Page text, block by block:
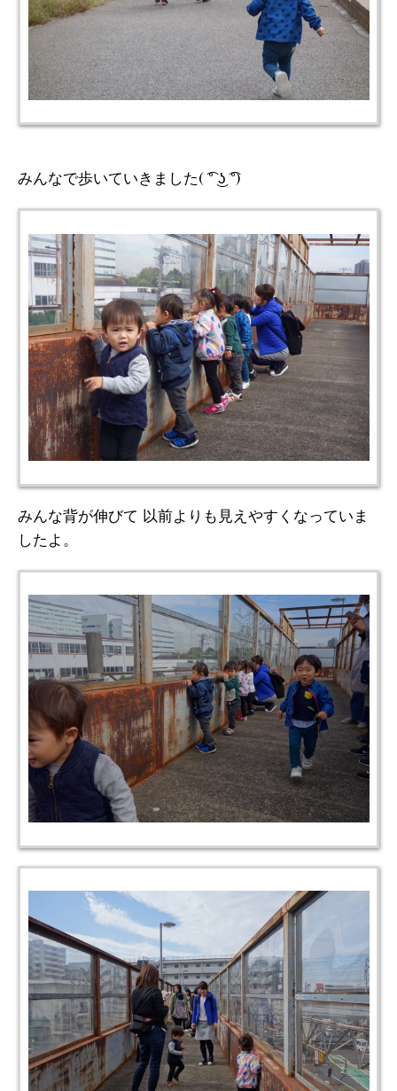
みんなで歩いていきました( ͡° ͜ʖ ͡°)
みんな背が伸びて 以前よりも見えやすくなっていま
したよ。